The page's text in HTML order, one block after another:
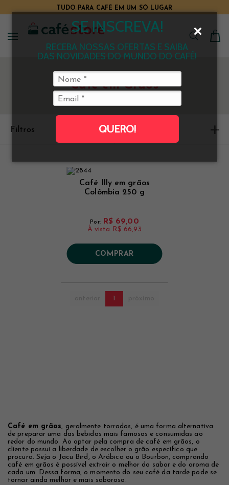
SE INSCREVA!
RECEBA NOSSAS OFERTAS E SAIBA
DAS NOVIDADES DO MUNDO DO CAFÉ!
QUERO!
TUDO PARA CAFÉ EM UM SÓ LUGAR
Café em Grãos
Filtros Ordenar
Café Illy em grãos
Colômbia 250 g
Por: R$ 69,00
À vista R$ 66,93
COMPRAR
1
Café em grãos, geralmente torrados, é uma forma alternativa
de preparar uma das bebidas mais famosas e consumidas ao
redor do mundo. Ao optar pela compra de café em grãos, o
cliente possui a liberdade de escolher o grão específico que
procura. Seja o Jacu Bird, o Arábica ou o Bourbon, comprando
café em grãos é possível extrair o melhor do sabor e do aroma de
cada um. Dessa forma, o momento do seu café da tarde pode se
tornar ainda melhor e mais saboroso.